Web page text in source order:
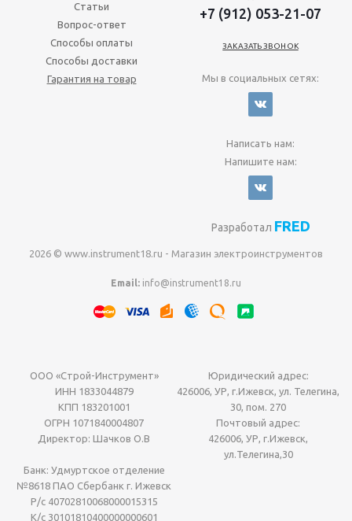
Статьи
Вопрос-ответ
Способы оплаты
Способы доставки
Гарантия на товар
+7 (912) 053-21-07
ЗАКАЗАТЬ ЗВОНОК
Мы в социальных сетях:
Написать нам:
Напишите нам:
Разработал FRED
2026 © www.instrument18.ru - Магазин электроинструментов
Email: info@instrument18.ru
ООО «Строй-Инструмент»
ИНН 1833044879
КПП 183201001
ОГРН 1071840004807
Директор: Шачков О.В
Юридический адрес:
426006, УР, г.Ижевск, ул. Телегина,
30, пом. 270
Почтовый адрес:
426006, УР, г.Ижевск,
ул.Телегина,30
Банк: Удмуртское отделение
№8618 ПАО Сбербанк г. Ижевск
Р/с 40702810068000015315
К/с 30101810400000000601